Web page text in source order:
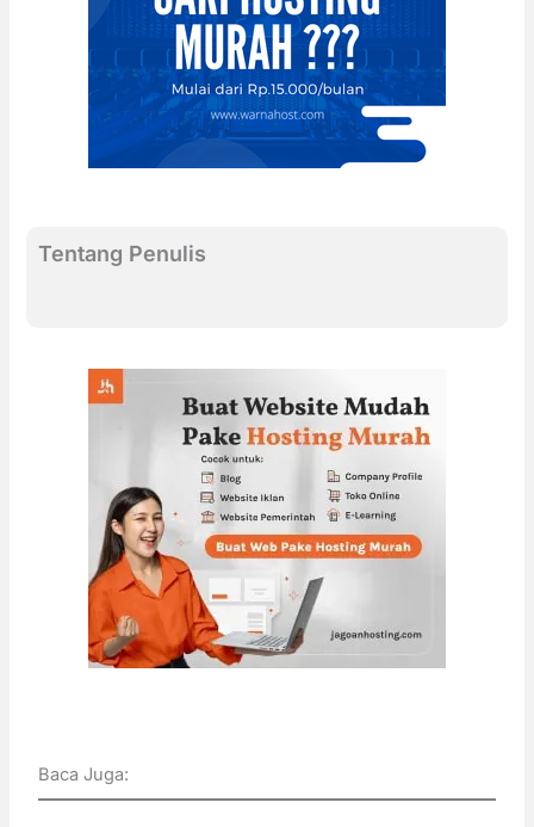
Tentang Penulis
Baca Juga: